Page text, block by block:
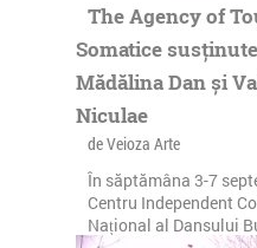
The Agency of
Somatice
Mădălina Dan și
Niculae
de Veioza Arte
În săptămâna 3-7
Centru Independent
Național al Dansului